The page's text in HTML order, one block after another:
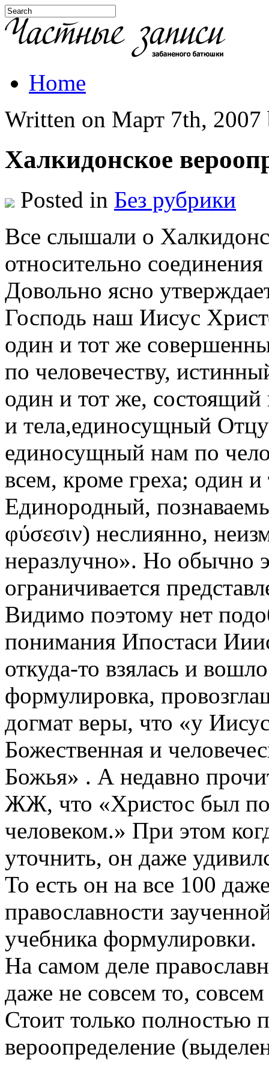
Home
Written on Март 7th, 2007
Халкидонское
Posted in Без рубрики
Все слышали о
относительно
Довольно ясно
Господь наш Иисус
один и тот же
по человечеству,
один и тот же,
и тела,единосущный
единосущный нам по
всем, кроме греха; один
Единородный,
φύσεσιν) неслиянно,
неразлучно». Но обычно
ограничивается
Видимо поэтому нет
понимания Ипостаси
откуда-то взялась и
формулировка,
догмат веры, что «у
Божественная и
Божья» . А недавно
ЖЖ, что «Христос был по
человеком.» При этом
уточнить, он даже
То есть он на все 100
православности
учебника формулировки.
На самом деле
даже не совсем то,
Стоит только полностью
вероопределение